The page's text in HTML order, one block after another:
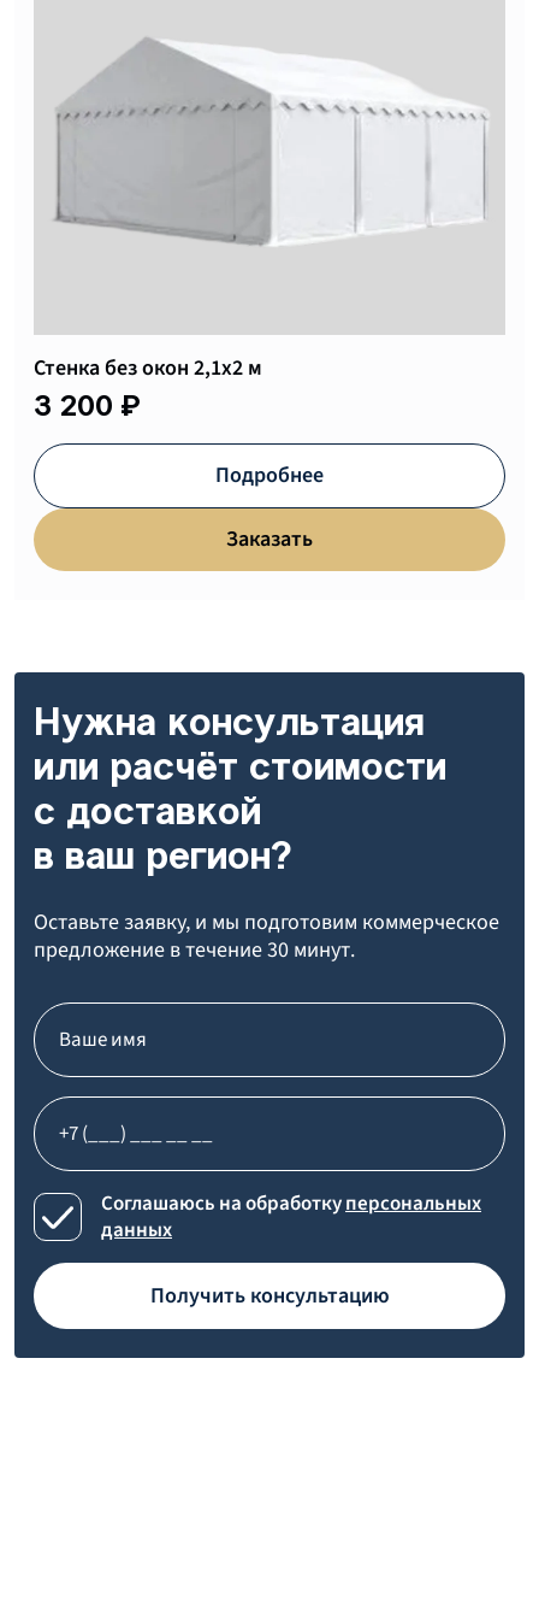
Сумка-чехол для тента шатра 60х60х50см
5 300 ₽
Подробнее
Заказать
Утяжелитель шатра
17 200 ₽
Подробнее
Заказать
Стенка без окон 2,1х2 м
3 200 ₽
Подробнее
Заказать
Нужна консультация
или расчёт стоимости
с доставкой
в ваш регион?
Оставьте заявку, и мы подготовим коммерческое
предложение в течение 30 минут.
Соглашаюсь на обработкуперсональных
данных